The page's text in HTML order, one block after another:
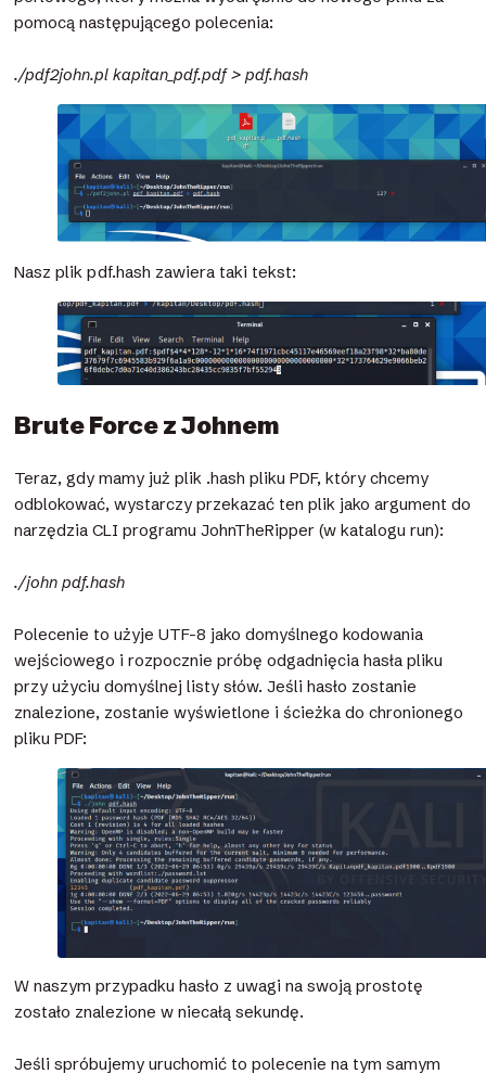
pomocą następującego polecenia:
./pdf2john.pl kapitan_pdf.pdf > pdf.hash
Nasz plik pdf.hash zawiera taki tekst:
Brute Force z Johnem
Teraz, gdy mamy już plik .hash pliku PDF, który chcemy
odblokować, wystarczy przekazać ten plik jako argument do
narzędzia CLI programu JohnTheRipper (w katalogu run):
./john pdf.hash
Polecenie to użyje UTF-8 jako domyślnego kodowania
wejściowego i rozpocznie próbę odgadnięcia hasła pliku
przy użyciu domyślnej listy słów. Jeśli hasło zostanie
znalezione, zostanie wyświetlone i ścieżka do chronionego
pliku PDF:
W naszym przypadku hasło z uwagi na swoją prostotę
zostało znalezione w niecałą sekundę.
Jeśli spróbujemy uruchomić to polecenie na tym samym